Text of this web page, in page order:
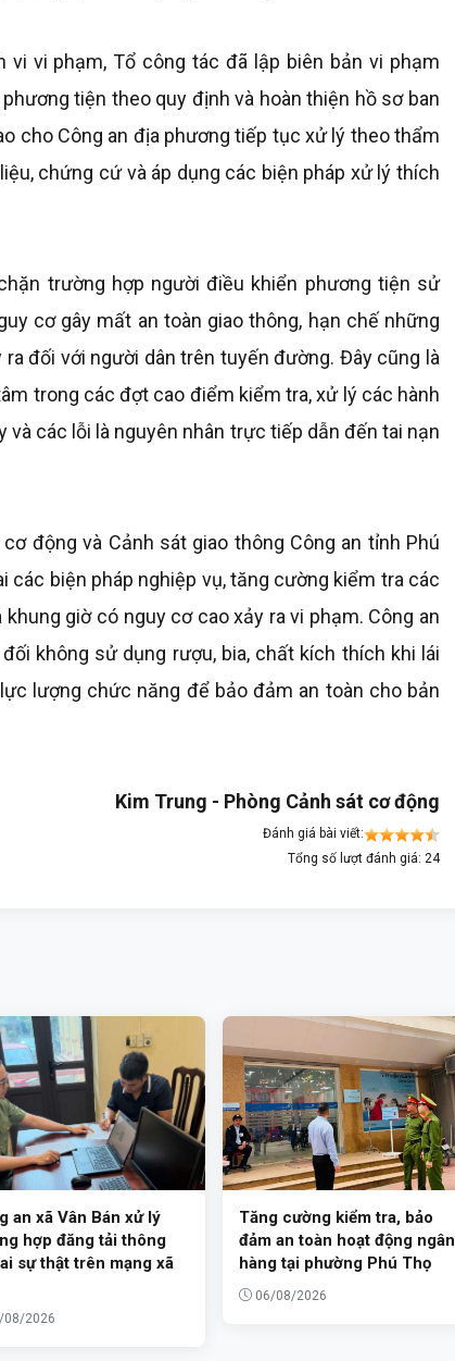
vi vi phạm, Tổ công tác đã lập biên bản vi phạm
tiện theo quy định và hoàn thiện hồ sơ ban
cho Công an địa phương tiếp tục xử lý theo thẩm
chứng cứ và áp dụng các biện pháp xử lý thích
trường hợp người điều khiển phương tiện sử
cơ gây mất an toàn giao thông, hạn chế những
đối với người dân trên tuyến đường. Đây cũng là
trong các đợt cao điểm kiểm tra, xử lý các hành
và các lỗi là nguyên nhân trực tiếp dẫn đến tai nạn
động và Cảnh sát giao thông Công an tỉnh Phú
các biện pháp nghiệp vụ, tăng cường kiểm tra các
giờ có nguy cơ cao xảy ra vi phạm. Công an
không sử dụng rượu, bia, chất kích thích khi lái
lượng chức năng để bảo đảm an toàn cho bản
Kim Trung - Phòng Cảnh sát cơ động
Đánh giá bài viết:
Tổng số lượt đánh giá: 24
an xã Vân Bán xử lý
hợp đăng tải thông
sự thật trên mạng xã
2026
Tăng cường kiểm tra, bảo
đảm an toàn hoạt động ngân
hàng tại phường Phú Thọ
06/08/2026